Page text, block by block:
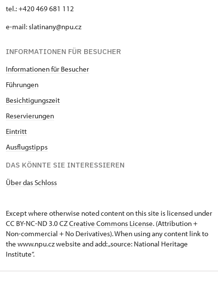
tel.: +420 469 681 112
e-mail: slatinany@npu.cz
INFORMATIONEN FÜR BESUCHER
Informationen für Besucher
Führungen
Besichtigungszeit
Reservierungen
Eintritt
Ausflugstipps
DAS KÖNNTE SIE INTERESSIEREN
Über das Schloss
Except where otherwise noted content on this site is licensed under
CC BY-NC-ND 3.0 CZCreative Commons License. (Attribution +
Non-commercial + No Derivatives). When using any content link to
the www.npu.cz website and add: „source: National Heritage
Institute“.